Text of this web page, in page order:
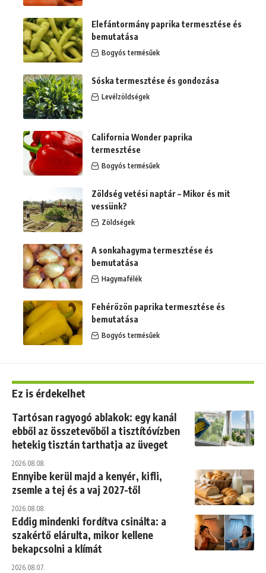
Elefántormány paprika termesztése és
bemutatása
Bogyós termésűek
Sóska termesztése és gondozása
Levélzöldségek
California Wonder paprika
termesztése
Bogyós termésűek
Zöldség vetési naptár – Mikor és mit
vessünk?
Zöldségek
A sonkahagyma termesztése és
bemutatása
Hagymafélék
Fehérözön paprika termesztése és
bemutatása
Bogyós termésűek
Ez is érdekelhet
Tartósan ragyogó ablakok: egy kanál
ebből az összetevőből a tisztítóvízben
hetekig tisztán tarthatja az üveget
2026.08.08.
Ennyibe kerül majd a kenyér, kifli,
zsemle a tej és a vaj 2027-től
2026.08.08.
Eddig mindenki fordítva csinálta: a
szakértő elárulta, mikor kellene
bekapcsolni a klímát
2026.08.07.